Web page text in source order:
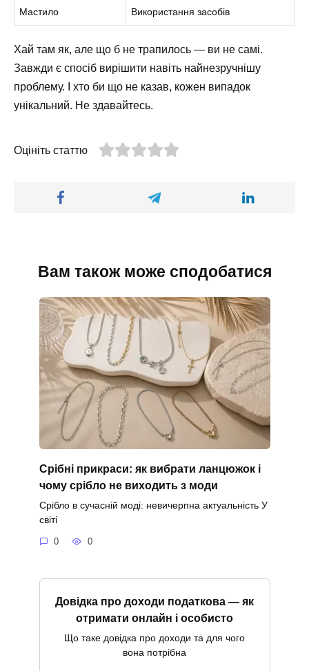
Мастило Використання засобів
Хай там як, але що б не трапилось — ви не самі.
Завжди є спосіб вирішити навіть найнезручнішу
проблему. І хто би що не казав, кожен випадок
унікальний. Не здавайтесь.
Оцініть статтю
Вам також може сподобатися
Срібні прикраси: як вибрати ланцюжок і
чому срібло не виходить з моди
Срібло в сучасній моді: невичерпна актуальність У
світі
0 0
Довідка про доходи податкова — як
отримати онлайн і особисто
Що таке довідка про доходи та для чого
вона потрібна